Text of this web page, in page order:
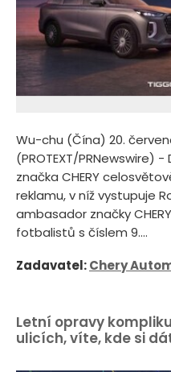
Wu-chu (Čína) 20.
(PROTEXT/PRNewswire)
značka CHERY
reklamu, v níž vystupuje
ambasador značky
fotbalistů s číslem 9....
Zadavatel:Chery
Letní opravy
ulicích, víte, kde si